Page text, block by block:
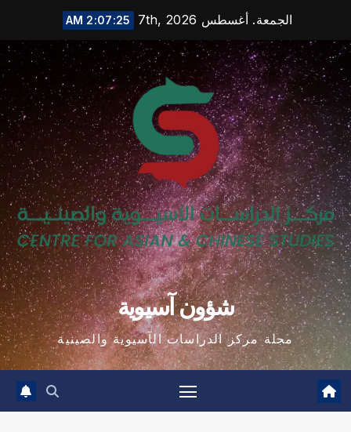
content
الجمعة. أغسطس 7th, 2026 2:07:26 AM
شؤون آسيوية
مجلة مركز الدراسات الآسيوية والصينية